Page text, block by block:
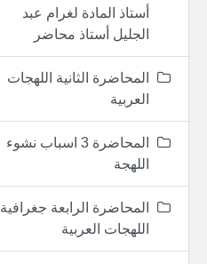
أستاذ المادة لغرام عبد
الجليل أستاذ محاضر
المحاضرة الثانية اللهجات
العربية
المحاضرة 3 اسباب نشوء
اللهجة
المحاضرة الرابعة جغرافية
اللهجات العربية